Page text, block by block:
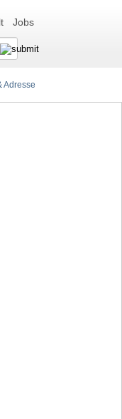
Jobs
Adresse